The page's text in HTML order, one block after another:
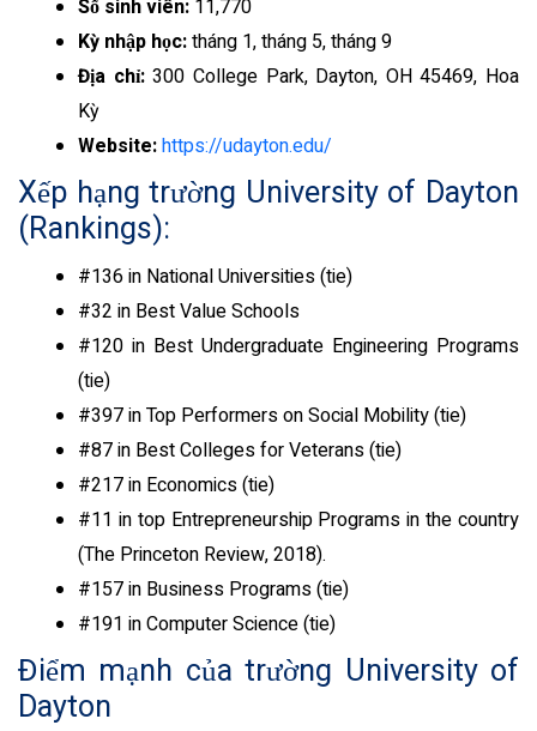
Số sinh viên: 11,770
Kỳ nhập học:tháng 1, tháng 5, tháng 9
Địa chỉ:300 College Park, Dayton, OH 45469, Hoa
Kỳ
Website:https://udayton.edu/
Xếp hạng trường University of Dayton
(Rankings):
#136 in National Universities (tie)
#32 in Best Value Schools
#120 in Best Undergraduate Engineering Programs
(tie)
#397 in Top Performers on Social Mobility (tie)
#87 in Best Colleges for Veterans(tie)
#217 in Economics(tie)
#11 in top Entrepreneurship Programs in the country
(The Princeton Review, 2018).
#157 in Business Programs (tie)
#191 in Computer Science (tie)
Điểm mạnh của trường University of
Dayton